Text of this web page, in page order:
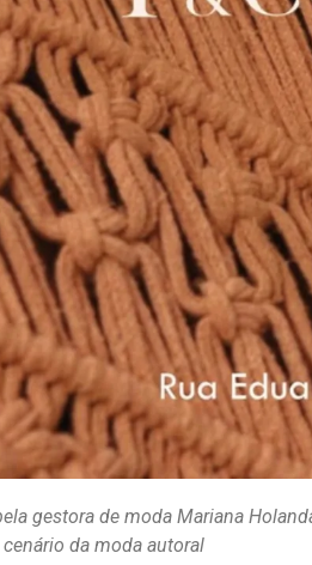
gestora de moda Mariana
da moda autoral